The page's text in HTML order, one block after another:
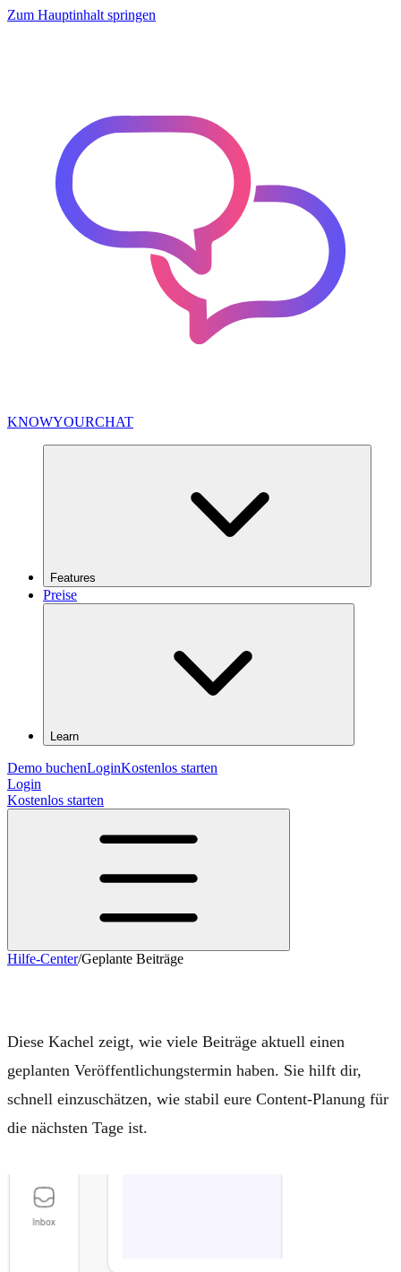
Zum Hauptinhalt springen
KNOWYOURCHAT
Features
Preise
Learn
Demo buchenLoginKostenlos starten
Login
Kostenlos starten
Hilfe-Center/Geplante Beiträge
Diese Kachel zeigt, wie viele Beiträge aktuell einen
geplanten Veröffentlichungstermin haben. Sie hilft dir,
schnell einzuschätzen, wie stabil eure Content-Planung für
die nächsten Tage ist.